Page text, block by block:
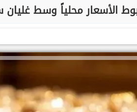
الأسعار محلياً وسط